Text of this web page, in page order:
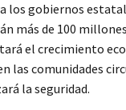
los gobiernos
más de 100
el crecimiento
las comunidades
la seguridad.